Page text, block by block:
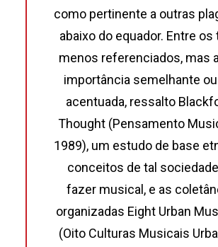
como pertinente a outras
abaixo do equador. Entre
menos referenciados, mas
importância semelhante
acentuada, ressalto
Thought (Pensamento
1989), um estudo de base
conceitos de tal
fazer musical, e as
organizadas Eight Urban
(Oito Culturas Musicais